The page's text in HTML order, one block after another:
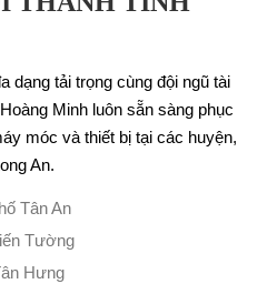
dạng tải trọng cùng đội ngũ tài
Minh luôn sẵn sàng phục
móc và thiết bị tại các huyện,
An.
Tân An
Tường
Hưng